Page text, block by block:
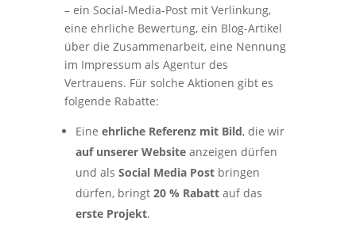
– ein Social-Media-Post mit Verlinkung,
eine ehrliche Bewertung, ein Blog-Artikel
über die Zusammenarbeit, eine Nennung
im Impressum als Agentur des
Vertrauens. Für solche Aktionen gibt es
folgende Rabatte:
Eine ehrliche Referenz mit Bild, die wir
auf unserer Websiteanzeigen dürfen
und als Social Media Postbringen
dürfen, bringt 20 % Rabattauf das
erste Projekt.